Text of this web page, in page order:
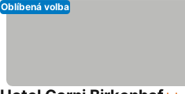
Oblíbená volba